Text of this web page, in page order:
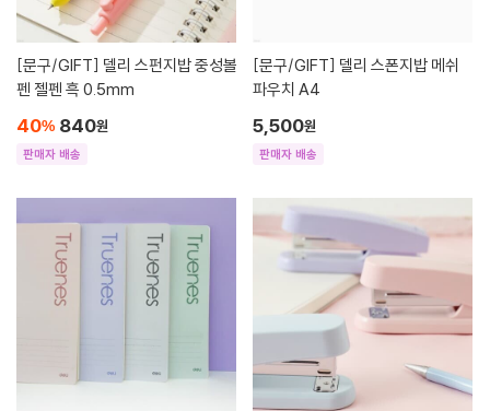
[문구/GIFT]
펜 젤펜 흑 0.5mm
40% 840원
판매자 배송
[문구/GIFT]
파우치 A4
5,500원
판매자 배송